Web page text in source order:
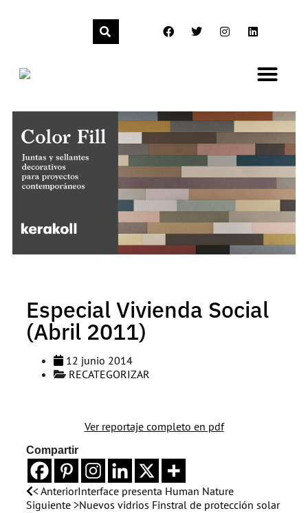
Especial Vivienda Social
(Abril 2011)
12 junio 2014
RECATEGORIZAR
Ver reportaje completo en pdf
Compartir
< AnteriorInterface presenta Human Nature
Siguiente >Nuevos vidrios Finstral de protección solar